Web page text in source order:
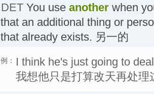
DET You use another when
that an additional thing or
that already exists. 另一的
例：
I think he's just going to
我想他只是打算改天再处理